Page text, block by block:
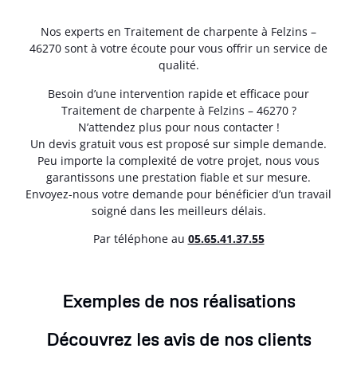
Nos experts en Traitement de charpente à Felzins –
46270 sont à votre écoute pour vous offrir un service de
qualité.
Besoin d’une intervention rapide et efficace pour
Traitement de charpente à Felzins – 46270 ?
N’attendez plus pour nous contacter !
Un devis gratuit vous est proposé sur simple demande.
Peu importe la complexité de votre projet, nous vous
garantissons une prestation fiable et sur mesure.
Envoyez-nous votre demande pour bénéficier d’un travail
soigné dans les meilleurs délais.
Par téléphone au 05.65.41.37.55
Exemples de nos réalisations
Découvrez les avis de nos clients